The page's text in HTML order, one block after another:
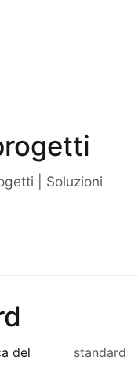
| Soluzioni
del
standard